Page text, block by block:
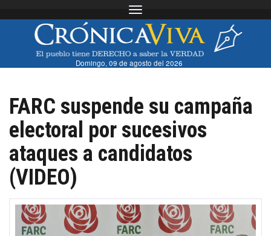
Toggle navigation
Domingo, 09 de agosto del 2026
FARC suspende su campaña
electoral por sucesivos
ataques a candidatos
(VIDEO)